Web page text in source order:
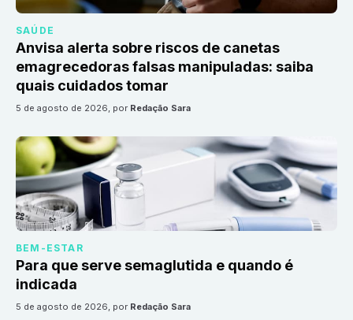
SAÚDE
Anvisa alerta sobre riscos de canetas
emagrecedoras falsas manipuladas: saiba
quais cuidados tomar
5 de agosto de 2026, por Redação Sara
BEM-ESTAR
Para que serve semaglutida e quando é
indicada
5 de agosto de 2026, por Redação Sara